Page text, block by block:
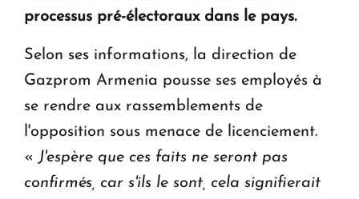
ouvrira ses portes à Dilijan
processus pré-électoraux dans le pays.
Selon ses informations, la direction de
Gazprom Armenia pousse ses employés à
se rendre aux rassemblements de
l'opposition sous menace de licenciement.
« J'espère que ces faits ne seront pas
confirmés, car s'ils le sont, cela signifierait